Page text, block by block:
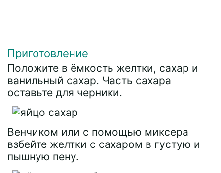
Приготовление
Положите в ёмкость желтки, сахар и
ванильный сахар. Часть сахара
оставьте для черники.
Венчиком или с помощью миксера
взбейте желтки с сахаром в густую и
пышную пену.